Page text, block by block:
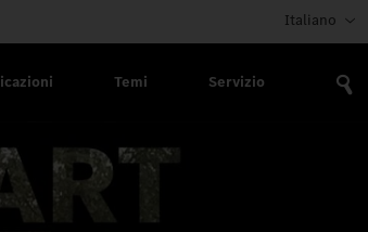
Italiano
Temi Servizio